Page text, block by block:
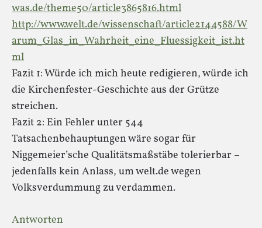
was.de/theme50/article3865816.html
http://www.welt.de/wissenschaft/article2144588/W
arum_Glas_in_Wahrheit_eine_Fluessigkeit_ist.ht
ml
Fazit 1: Würde ich mich heute redigieren, würde ich
die Kirchenfester-Geschichte aus der Grütze
streichen.
Fazit 2: Ein Fehler unter 544
Tatsachenbehauptungen wäre sogar für
Niggemeier’sche Qualitätsmaßstäbe tolerierbar –
jedenfalls kein Anlass, um welt.de wegen
Volksverdummung zu verdammen.
Antworten